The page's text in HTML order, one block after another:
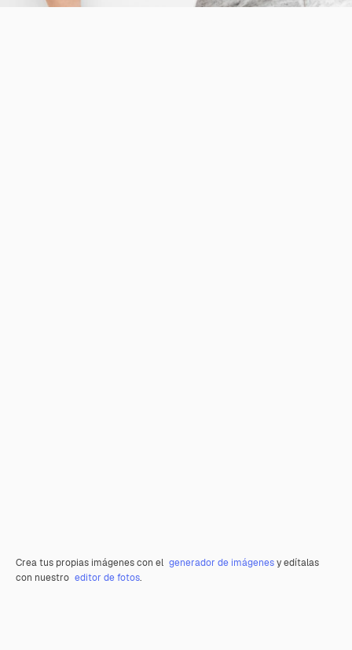
Crea tus propias imágenes con el generador de imágenesy edítalas
con nuestro editor de fotos.